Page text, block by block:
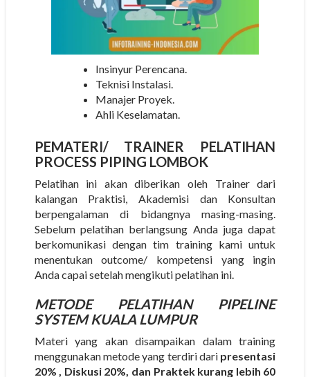
Insinyur Perencana.
Teknisi Instalasi.
Manajer Proyek.
Ahli Keselamatan.
PEMATERI/TRAINER PELATIHAN
PROCESS PIPING LOMBOK
Pelatihan ini akan diberikan oleh Trainer dari
kalangan Praktisi, Akademisi dan Konsultan
berpengalaman di bidangnya masing-masing.
Sebelum pelatihan berlangsung Anda juga dapat
berkomunikasi dengan tim training kami untuk
menentukan outcome/ kompetensi yang ingin
Anda capai setelah mengikuti pelatihan ini.
METODE PELATIHAN PIPELINE
SYSTEM KUALA LUMPUR
Materi yang akan disampaikan dalam training
menggunakan metode yang terdiri dari presentasi
20% , Diskusi 20%, dan Praktek kurang lebih 60